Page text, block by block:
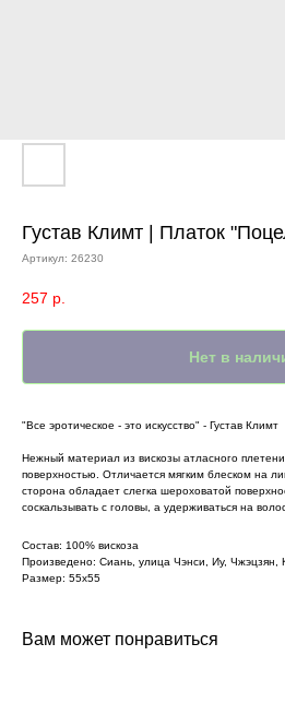
Густав Климт | Платок
Артикул: 26230
257 р.
Нет в
"Все эротическое - это искусство" - Густав Климт
Нежный материал из вискозы атласного
поверхностью. Отличается мягким блеском на
сторона обладает слегка шероховатой
соскальзывать с головы, а удерживаться на
Состав: 100% вискоза
Произведено: Сиань, улица Чэнси, Иу, Чжэцзян,
Размер: 55х55
Вам может понравиться